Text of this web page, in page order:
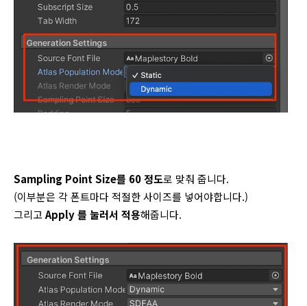
Sampling Point Size를 60 정도로 맞춰 줍니다.
(이부분은 각 폰트마다 적절한 사이즈를 넣어야합니다.)
그리고Apply 를 눌러서 적용해줍니다.